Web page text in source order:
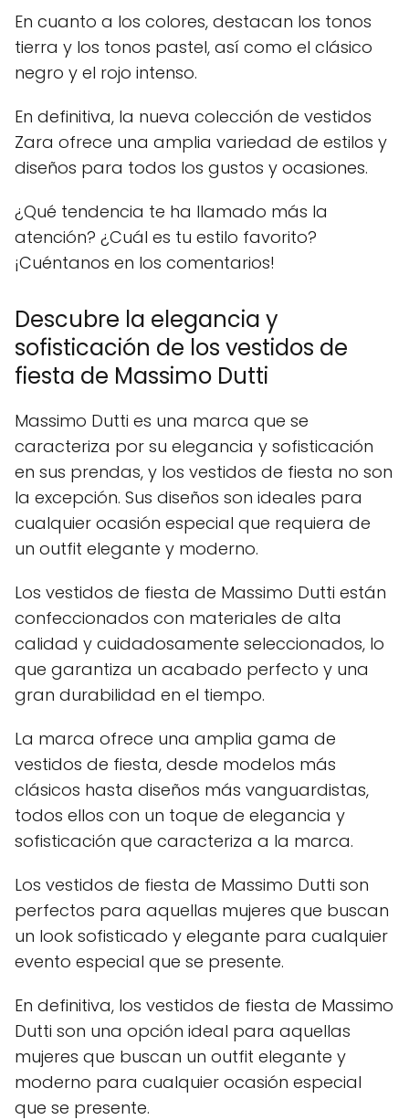
En cuanto a los colores, destacan los tonos
tierra y los tonos pastel, así como el clásico
negro y el rojo intenso.
En definitiva, la nueva colección de vestidos
Zara ofrece una amplia variedad de estilos y
diseños para todos los gustos y ocasiones.
¿Qué tendencia te ha llamado más la
atención? ¿Cuál es tu estilo favorito?
¡Cuéntanos en los comentarios!
Descubre la elegancia y
sofisticación de los vestidos de
fiesta de Massimo Dutti
Massimo Dutti es una marca que se
caracteriza por su elegancia y sofisticación
en sus prendas, y los vestidos de fiesta no son
la excepción. Sus diseños son ideales para
cualquier ocasión especial que requiera de
un outfit elegante y moderno.
Los vestidos de fiesta de Massimo Dutti están
confeccionados con materiales de alta
calidad y cuidadosamente seleccionados, lo
que garantiza un acabado perfecto y una
gran durabilidad en el tiempo.
La marca ofrece una amplia gama de
vestidos de fiesta, desde modelos más
clásicos hasta diseños más vanguardistas,
todos ellos con un toque de elegancia y
sofisticación que caracteriza a la marca.
Los vestidos de fiesta de Massimo Dutti son
perfectos para aquellas mujeres que buscan
un look sofisticado y elegante para cualquier
evento especial que se presente.
En definitiva, los vestidos de fiesta de Massimo
Dutti son una opción ideal para aquellas
mujeres que buscan un outfit elegante y
moderno para cualquier ocasión especial
que se presente.